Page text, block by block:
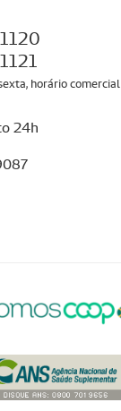
horário comercial
24h